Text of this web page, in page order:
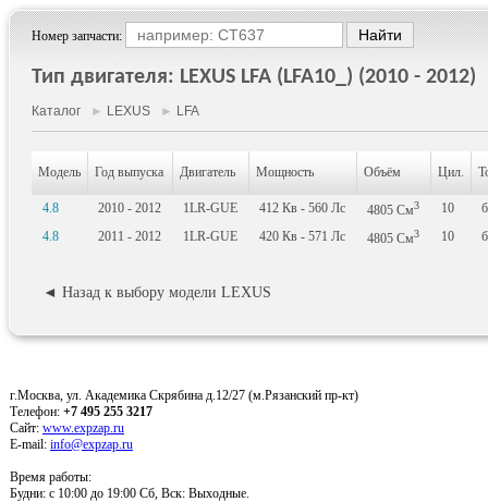
Номер запчасти:
Тип двигателя: LEXUS LFA (LFA10_) (2010 - 2012)
Каталог ► LEXUS ► LFA
Модель Год выпуска Двигатель Мощность Объём Цил.
4.8 2010 - 2012 1LR-GUE 412 Кв - 560 Лс 4805 См3 10
4.8
2011 - 2012 1LR-GUE 420 Кв - 571 Лс 4805 См3 10
◄ Назад к выбору модели LEXUS
г.Москва, ул. Академика Скрябина д.12/27 (м.Рязанский пр-кт)
Телефон: +7 495 255 3217
Сайт: www.expzap.ru
E-mail: info@expzap.ru
Время работы:
Будни: c 10:00 до 19:00 Сб, Вск: Выходные.